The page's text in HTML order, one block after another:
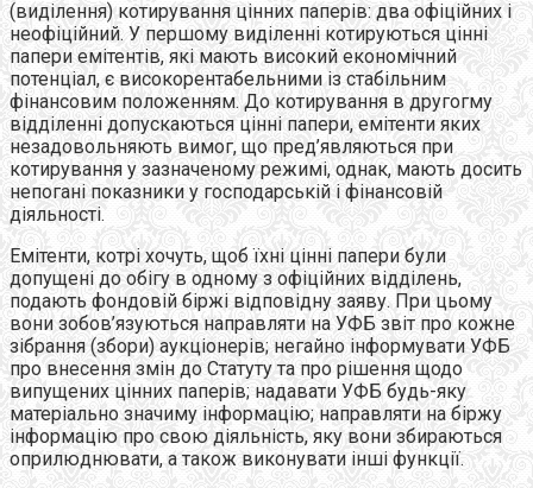
(виділення) котирування цінних паперів: два офіційних і
неофіційний. У першому виділенні котируються цінні
папери емітентів, які мають високий економічний
потенціал, є високорентабельними із стабільним
фінансовим положенням. До котирування в другогму
відділенні допускаються цінні папери, емітенти яких
незадовольняють вимог, що пред’являються при
котирування у зазначеному режимі, однак, мають досить
непогані показники у господарській і фінансовій
діяльності.
Емітенти, котрі хочуть, щоб їхні цінні папери були
допущені до обігу в одному з офіційних відділень,
подають фондовій біржі відповідну заяву. При цьому
вони зобов’язуються направляти на УФБ звіт про кожне
зібрання (збори) аукціонерів; негайно інформувати УФБ
про внесення змін до Статуту та про рішення щодо
випущених цінних паперів; надавати УФБ будь-яку
матеріально значиму інформацію; направляти на біржу
інформацію про свою діяльність, яку вони збираються
оприлюднювати, а також виконувати інші функції.